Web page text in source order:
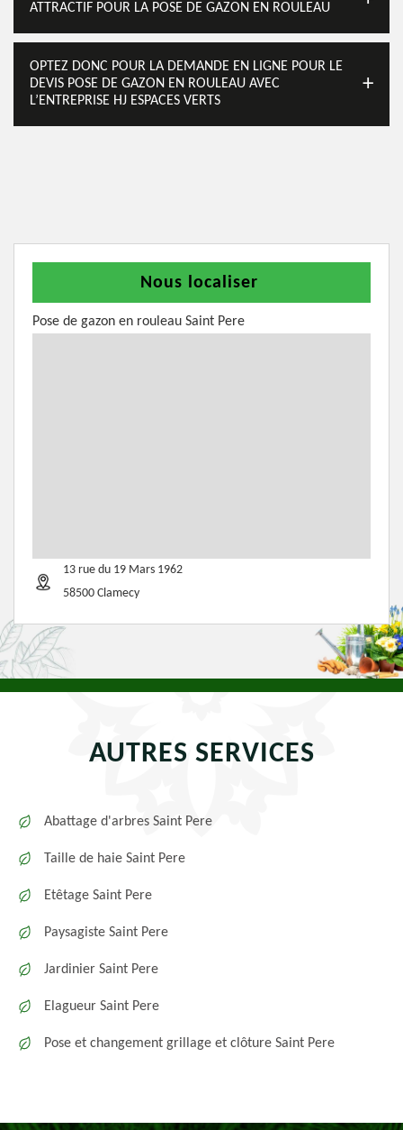
ATTRACTIF POUR LA POSE DE GAZON EN ROULEAU
OPTEZ DONC POUR LA DEMANDE EN LIGNE POUR LE
DEVIS POSE DE GAZON EN ROULEAU AVEC
L’ENTREPRISE HJ ESPACES VERTS
Nous localiser
Pose de gazon en rouleau Saint Pere
13 rue du 19 Mars 1962
58500 Clamecy
AUTRES SERVICES
Abattage d'arbres Saint Pere
Taille de haie Saint Pere
Etêtage Saint Pere
Paysagiste Saint Pere
Jardinier Saint Pere
Elagueur Saint Pere
Pose et changement grillage et clôture Saint Pere